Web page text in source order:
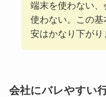
端末を使わない、
使わない。この
安はかなり下がり
会社にバレやすい